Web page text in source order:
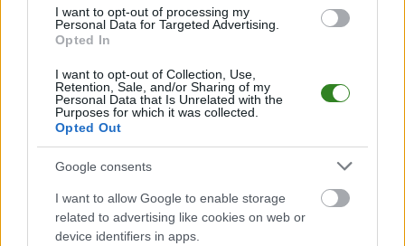
I want to opt-out of processing my
Personal Data for Targeted Advertising.
Opted In
I want to opt-out of Collection, Use,
Retention, Sale, and/or Sharing of my
Personal Data that Is Unrelated with the
Purposes for which it was collected.
Opted Out
Google consents
I want to allow Google to enable storage
related to advertising like cookies on web or
device identifiers in apps.
które rozegrają przed startem nowego sezonu. &nbsp;
LKS&nbsp;Hucina w czerwcu wywalczyła awans do A klasy. LKS
kilka lat temu walczył nawet na poziomie klasy okręgowej. W
tym roku klub z Huciny obchodzi jubileusz 50-lecia powstania. ...
Czytaj więcej
Plan sparingów
LKS-u Hucina (zima
2017)